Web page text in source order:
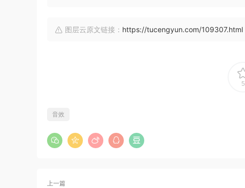
图层云原文链接： https://tucengyun.com/109307.html
5
音效
上一篇